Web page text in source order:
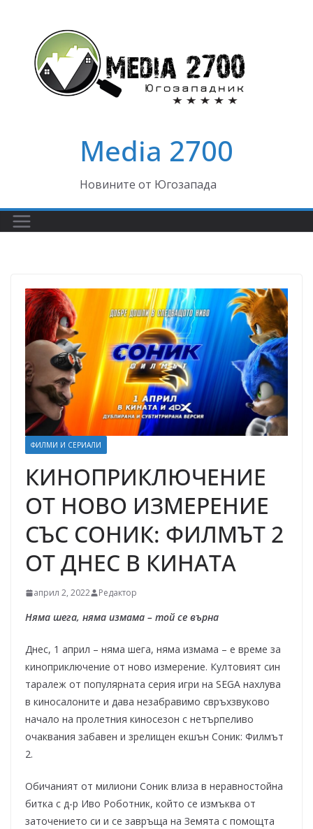
content
Media 2700
Новините от Югозапада
ФИЛМИ И СЕРИАЛИ
КИНОПРИКЛЮЧЕНИЕ
ОТ НОВО ИЗМЕРЕНИЕ
СЪС СОНИК: ФИЛМЪТ 2
ОТ ДНЕС В КИНАТА
април 2, 2022 Редактор
Няма шега, няма измама – той се върна
Днес, 1 април – няма шега, няма измама – е време за
киноприключение от ново измерение. Култовият син
таралеж от популярната серия игри на SEGA нахлува
в киносалоните и дава незабравимо свръхзвуково
начало на пролетния киносезон с нетърпеливо
очаквания забавен и зрелищен екшън Соник: Филмът
2.
Обичаният от милиони Соник влиза в неравностойна
битка с д-р Иво Роботник, който се измъква от
заточението си и се завръща на Земята с помощта